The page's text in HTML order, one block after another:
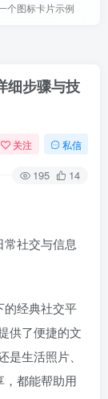
个图标卡片示例
细步骤与技
关注 私信
195 14
社交与信息
的经典社交平
供了便捷的文
生活照片、
都能帮助用